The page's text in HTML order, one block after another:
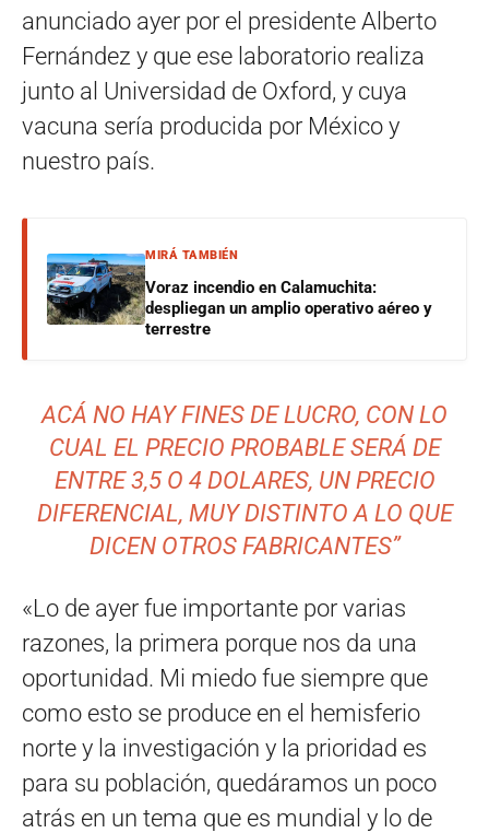
anunciado ayer por el presidente Alberto
Fernández y que ese laboratorio realiza
junto al Universidad de Oxford, y cuya
vacuna sería producida por México y
nuestro país.
MIRÁ TAMBIÉN
Voraz incendio en Calamuchita:
despliegan un amplio operativo aéreo y
terrestre
ACÁ NO HAY FINES DE LUCRO, CON LO
CUAL EL PRECIO PROBABLE SERÁ DE
ENTRE 3,5 O 4 DOLARES, UN PRECIO
DIFERENCIAL, MUY DISTINTO A LO QUE
DICEN OTROS FABRICANTES”
«Lo de ayer fue importante por varias
razones, la primera porque nos da una
oportunidad. Mi miedo fue siempre que
como esto se produce en el hemisferio
norte y la investigación y la prioridad es
para su población, quedáramos un poco
atrás en un tema que es mundial y lo de